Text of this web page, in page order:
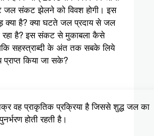
जल संकट झेलने को विवश होगी। इस
है? क्या घटते जल प्रदाय से जल
रहा है? इस संकट से मुकाबला कैसे
सहस्त्राब्दी के अंत तक सबके लिये
प्राप्त किया जा सके?
वह प्राकृतिक प्रक्रिया है जिससे शुद्ध जल का
होती रहती है।